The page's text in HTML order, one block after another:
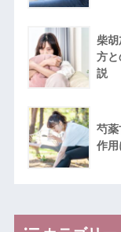
柴胡
方と
説
芍薬
作用